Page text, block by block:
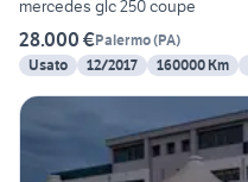
mercedes glc 250 coupe
28.000 €Palermo(PA)
Usato
12/2017 160000 Km